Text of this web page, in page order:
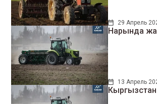
29 Апрель
Нарында
13 Апрель